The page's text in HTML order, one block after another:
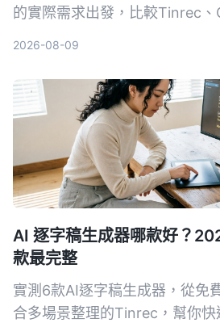
的實際需求出發，比較Tinrec
2026-08-09
AI 逐字稿生成器哪款好？
款最完整
實測6款AI逐字稿生成器，從免
合多場景整理的Tinrec，幫你快